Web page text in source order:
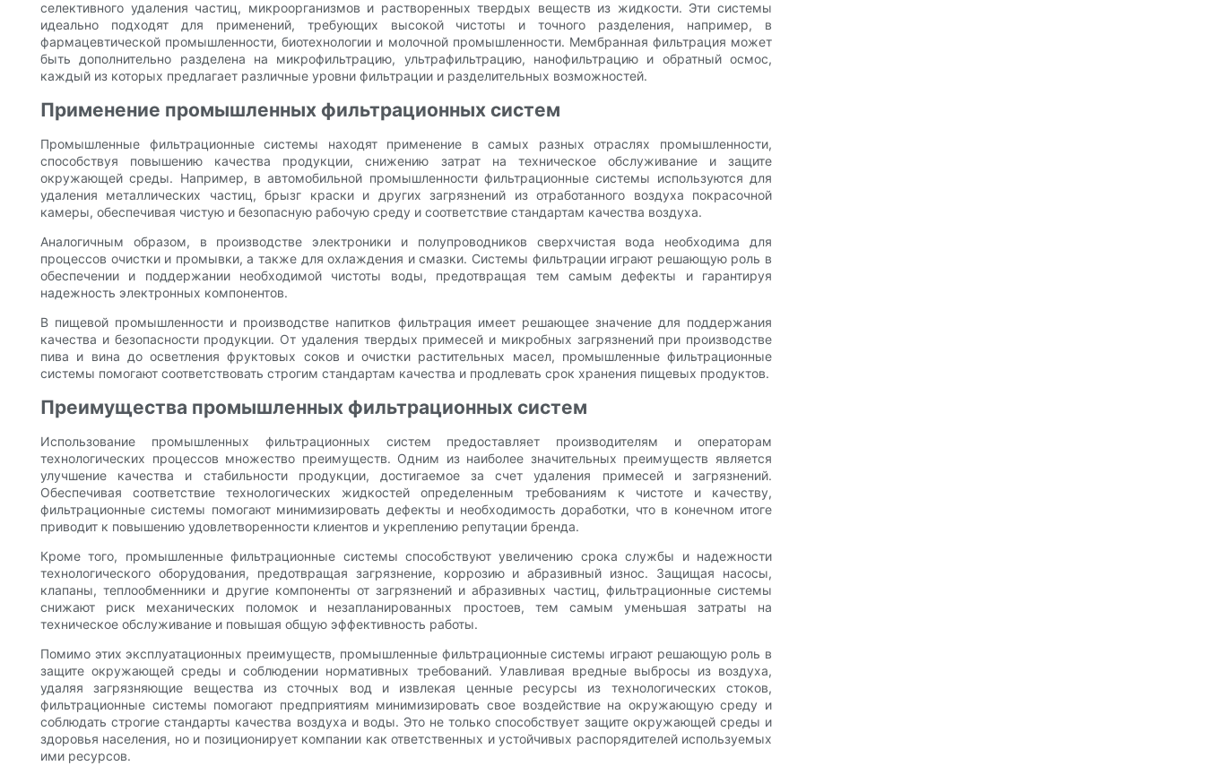
селективного удаления частиц, микроорганизмов и растворенных твердых веществ из жидкости. Эти системы
идеально подходят для применений, требующих высокой чистоты и точного разделения, например, в
фармацевтической промышленности, биотехнологии и молочной промышленности. Мембранная фильтрация может
быть дополнительно разделена на микрофильтрацию, ультрафильтрацию, нанофильтрацию и обратный осмос,
каждый из которых предлагает различные уровни фильтрации и разделительных возможностей.
Применение промышленных фильтрационных систем
Промышленные фильтрационные системы находят применение в самых разных отраслях промышленности,
способствуя повышению качества продукции, снижению затрат на техническое обслуживание и защите
окружающей среды. Например, в автомобильной промышленности фильтрационные системы используются для
удаления металлических частиц, брызг краски и других загрязнений из отработанного воздуха покрасочной
камеры, обеспечивая чистую и безопасную рабочую среду и соответствие стандартам качества воздуха.
Аналогичным образом, в производстве электроники и полупроводников сверхчистая вода необходима для
процессов очистки и промывки, а также для охлаждения и смазки. Системы фильтрации играют решающую роль в
обеспечении и поддержании необходимой чистоты воды, предотвращая тем самым дефекты и гарантируя
надежность электронных компонентов.
В пищевой промышленности и производстве напитков фильтрация имеет решающее значение для поддержания
качества и безопасности продукции. От удаления твердых примесей и микробных загрязнений при производстве
пива и вина до осветления фруктовых соков и очистки растительных масел, промышленные фильтрационные
системы помогают соответствовать строгим стандартам качества и продлевать срок хранения пищевых продуктов.
Преимущества промышленных фильтрационных систем
Использование промышленных фильтрационных систем предоставляет производителям и операторам
технологических процессов множество преимуществ. Одним из наиболее значительных преимуществ является
улучшение качества и стабильности продукции, достигаемое за счет удаления примесей и загрязнений.
Обеспечивая соответствие технологических жидкостей определенным требованиям к чистоте и качеству,
фильтрационные системы помогают минимизировать дефекты и необходимость доработки, что в конечном итоге
приводит к повышению удовлетворенности клиентов и укреплению репутации бренда.
Кроме того, промышленные фильтрационные системы способствуют увеличению срока службы и надежности
технологического оборудования, предотвращая загрязнение, коррозию и абразивный износ. Защищая насосы,
клапаны, теплообменники и другие компоненты от загрязнений и абразивных частиц, фильтрационные системы
снижают риск механических поломок и незапланированных простоев, тем самым уменьшая затраты на
техническое обслуживание и повышая общую эффективность работы.
Помимо этих эксплуатационных преимуществ, промышленные фильтрационные системы играют решающую роль в
защите окружающей среды и соблюдении нормативных требований. Улавливая вредные выбросы из воздуха,
удаляя загрязняющие вещества из сточных вод и извлекая ценные ресурсы из технологических стоков,
фильтрационные системы помогают предприятиям минимизировать свое воздействие на окружающую среду и
соблюдать строгие стандарты качества воздуха и воды. Это не только способствует защите окружающей среды и
здоровья населения, но и позиционирует компании как ответственных и устойчивых распорядителей используемых
ими ресурсов.